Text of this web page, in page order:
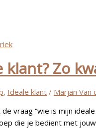
klant? Zo
, Ideale klant / Marjan Van
vraag “wie is mijn
die je bedient met